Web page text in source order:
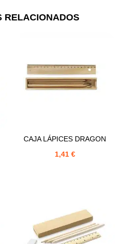
RELACIONADOS
CAJA LÁPICES DRAGON
1,41 €